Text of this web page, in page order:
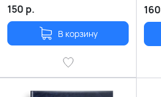
150 р.
В корзину
160